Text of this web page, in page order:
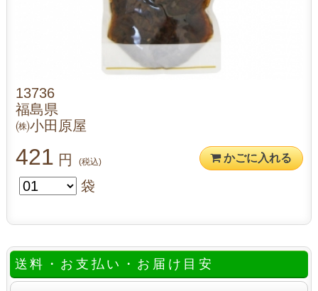
13736
福島県
㈱小田原屋
421 円 (税込) かごに入れる
袋
送料・お支払い・お届け目安